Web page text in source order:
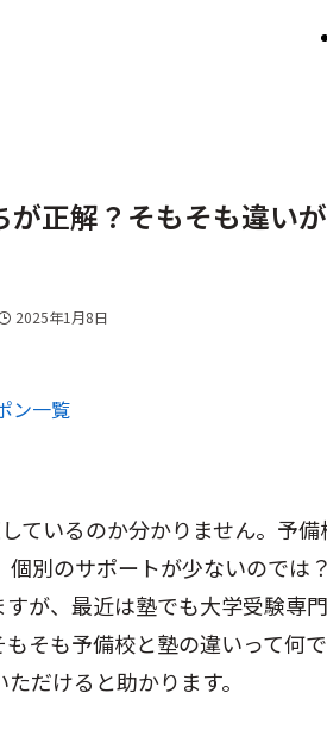
正解？そもそも違い
2025年1月8日
ているのか分かりません。予備
別のサポートが少ないのでは
が、最近は塾でも大学受験専
そも予備校と塾の違いって何
だけると助かります。